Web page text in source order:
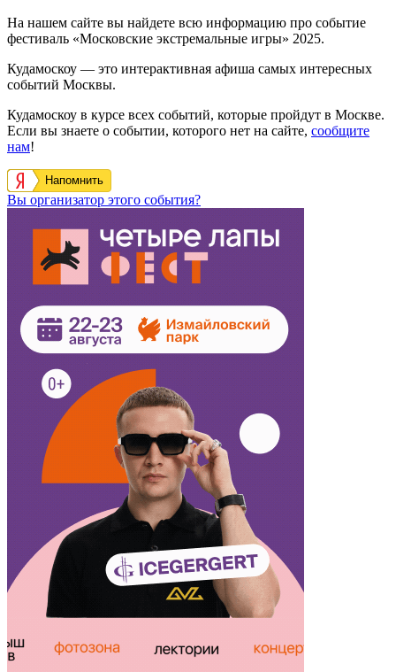
На нашем сайте вы найдете всю информацию про событие
фестиваль «Московские экстремальные игры» 2025.
Кудамоскоу — это интерактивная афиша самых интересных
событий Москвы.
Кудамоскоу в курсе всех событий, которые пройдут в Москве.
Если вы знаете о событии, которого нет на сайте, сообщите
нам!
Напомнить
Вы организатор этого события?